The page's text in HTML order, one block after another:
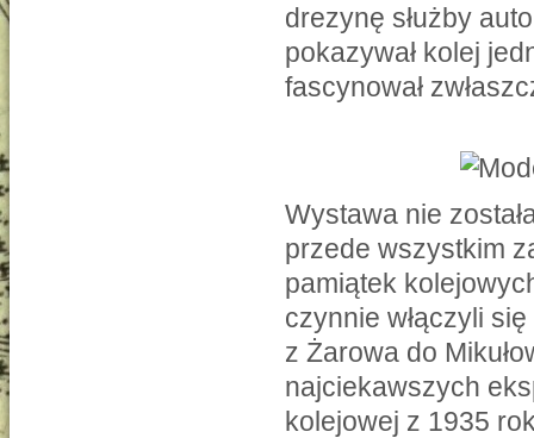
drezynę służby
pokazywał kolej
fascynował
Wystawa nie
przede wszystkim
pamiątek
czynnie włączyli
z Żarowa do
najciekawszych
kolejowej z 1935